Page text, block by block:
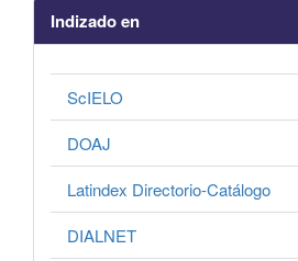
Indizado en
ScIELO
DOAJ
Latindex Directorio-Catálogo
DIALNET